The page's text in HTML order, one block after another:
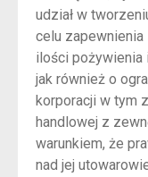
udział w
celu
ilości pożywienia
jak również o
korporacji w tym
handlowej z
warunkiem, że
nad jej